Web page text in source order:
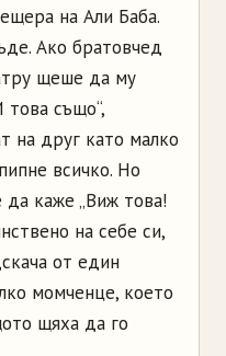
на Али Баба.
Ако братовчед
щеше да му
също“,
на друг като малко
всичко. Но
каже „Виж това!
на себе си,
от един
момченце, което
щяха да го